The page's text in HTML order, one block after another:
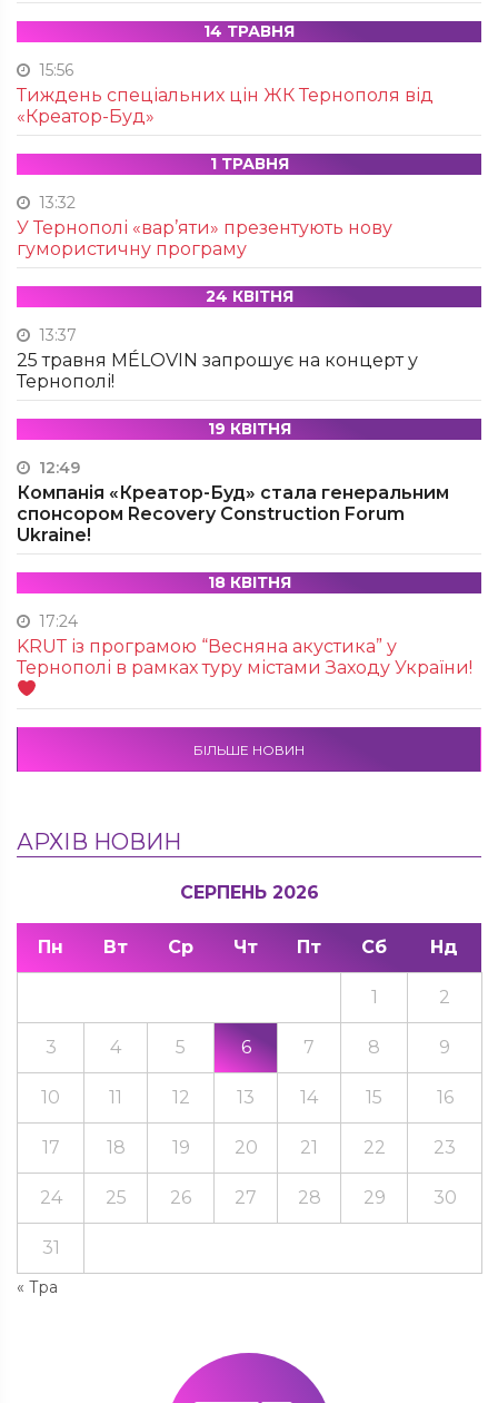
14 ТРАВНЯ
15:56
Тиждень спеціальних цін ЖК Тернополя від
«Креатор-Буд»
1 ТРАВНЯ
13:32
У Тернополі «вар’яти» презентують нову
гумористичну програму
24 КВІТНЯ
13:37
25 травня MÉLOVIN запрошує на концерт у
Тернополі!
19 КВІТНЯ
12:49
Компанія «Креатор-Буд» стала генеральним
спонсором Recovery Construction Forum
Ukraine!
18 КВІТНЯ
17:24
KRUТ із програмою “Весняна акустика” у
Тернополі в рамках туру містами Заходу України!
БІЛЬШЕ НОВИН
АРХІВ НОВИН
СЕРПЕНЬ 2026
Пн Вт Ср Чт Пт Сб Нд
« Тра
1 2
3 4 5 6 7 8 9
10 11 12 13 14 15 16
17 18 19 20 21 22 23
24 25 26 27 28 29 30
31